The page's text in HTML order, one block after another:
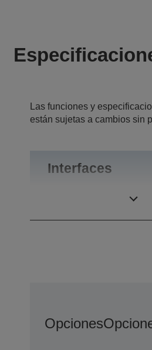
Las funciones y
están sujetas a cambios sin
Interfaces
Opciones